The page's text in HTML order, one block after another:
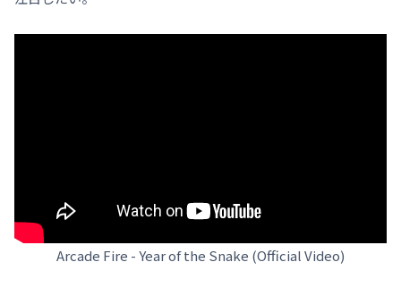
Arcade Fire - Year of the Snake (Official Video)